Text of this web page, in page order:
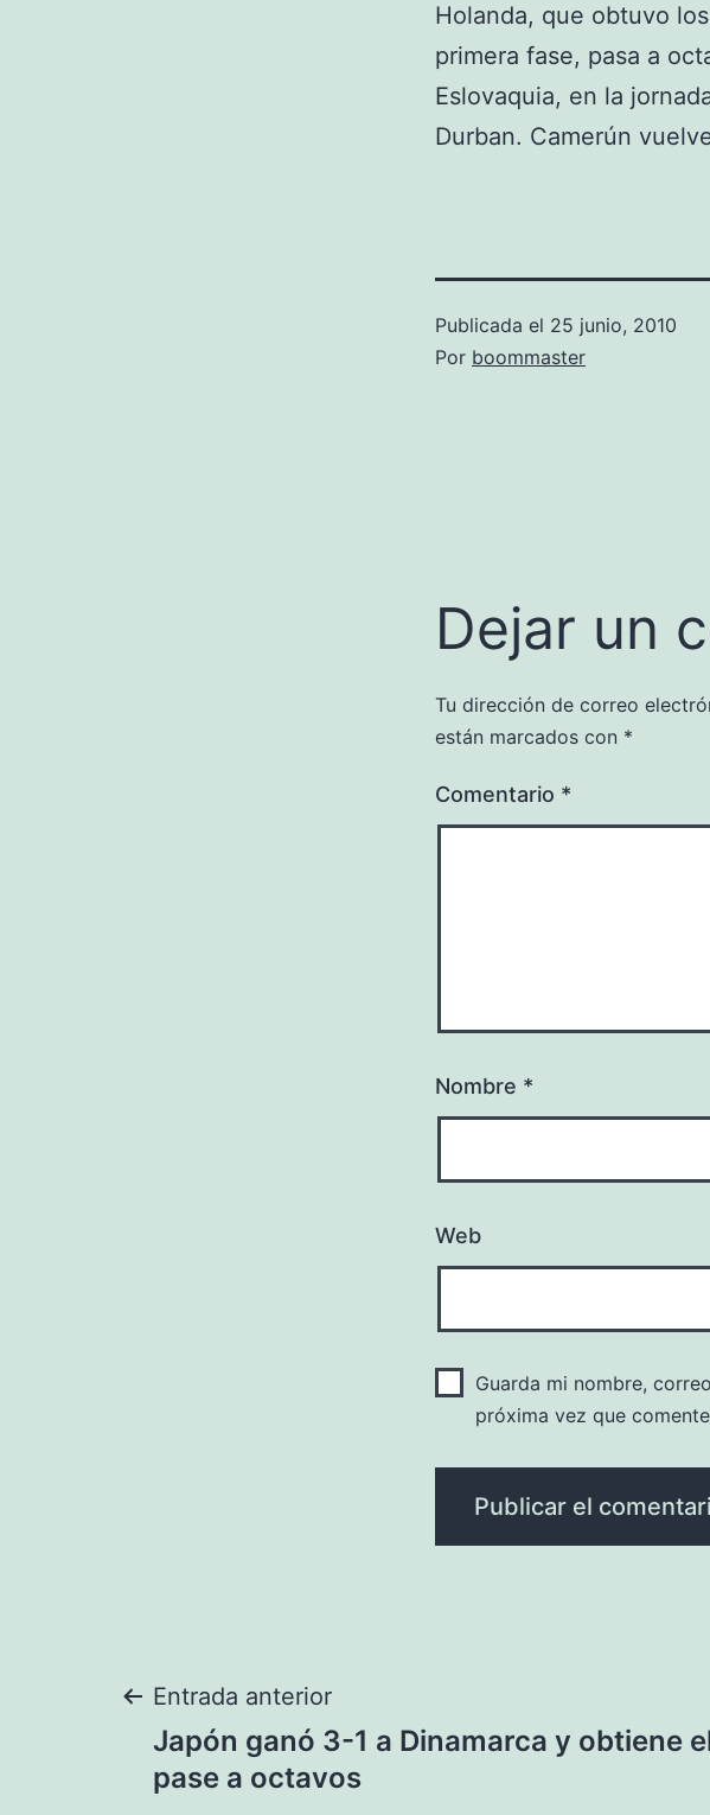
Holanda, que obtuvo
primera fase, pasa a
Eslovaquia, en la
Durban. Camerún
Publicada el 25 junio, 2010
Por boommaster
Dejar un
Tu dirección de correo
están marcados con *
Comentario *
Nombre *
Web
Guarda mi nombre,
próxima vez que
Navegación
de
Entrada anterior
Japón ganó 3-1 a Dinamarca y obtiene
pase a octavos